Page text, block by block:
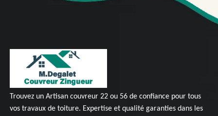
Trouvez un Artisan couvreur 22 ou 56 de confiance pour tous
vos travaux de toiture. Expertise et qualité garanties dans les